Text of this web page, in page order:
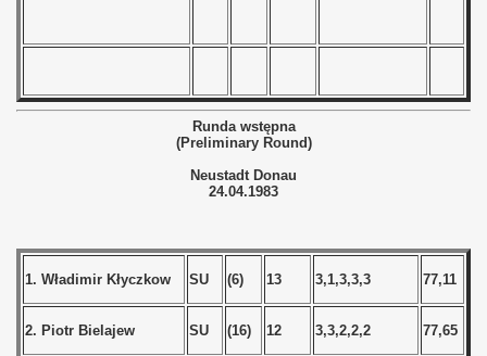
Runda wstępna
(Preliminary Round)
Neustadt Donau
24.04.1983
1. Władimir Kłyczkow SU (6) 13 3,1,3,3,3 77,11
2. Piotr Bielajew SU (16) 12 3,3,2,2,2 77,65
- 1998
- 2003